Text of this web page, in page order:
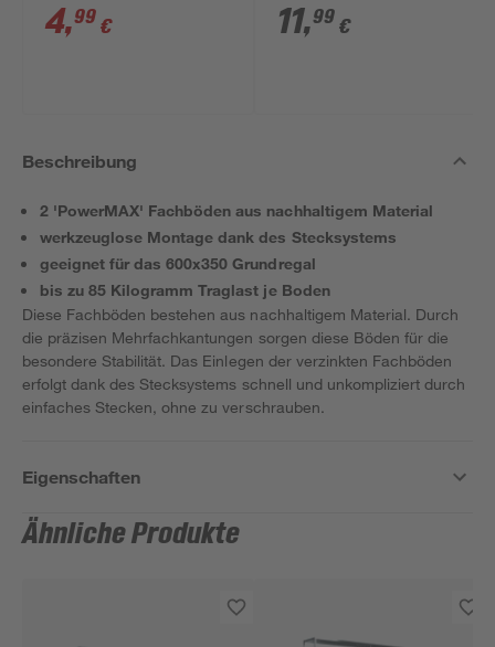
x 30 x 7,5 cm
4,99 €
23 cm, mit
Stapelleiste
11,99 €
Beschreibung
2 'PowerMAX' Fachböden aus nachhaltigem Material
werkzeuglose Montage dank des Stecksystems
geeignet für das 600x350 Grundregal
bis zu 85 Kilogramm Traglast je Boden
Diese Fachböden bestehen aus nachhaltigem Material. Durch
die präzisen Mehrfachkantungen sorgen diese Böden für die
besondere Stabilität. Das Einlegen der verzinkten Fachböden
erfolgt dank des Stecksystems schnell und unkompliziert durch
einfaches Stecken, ohne zu verschrauben.
Eigenschaften
Ähnliche Produkte